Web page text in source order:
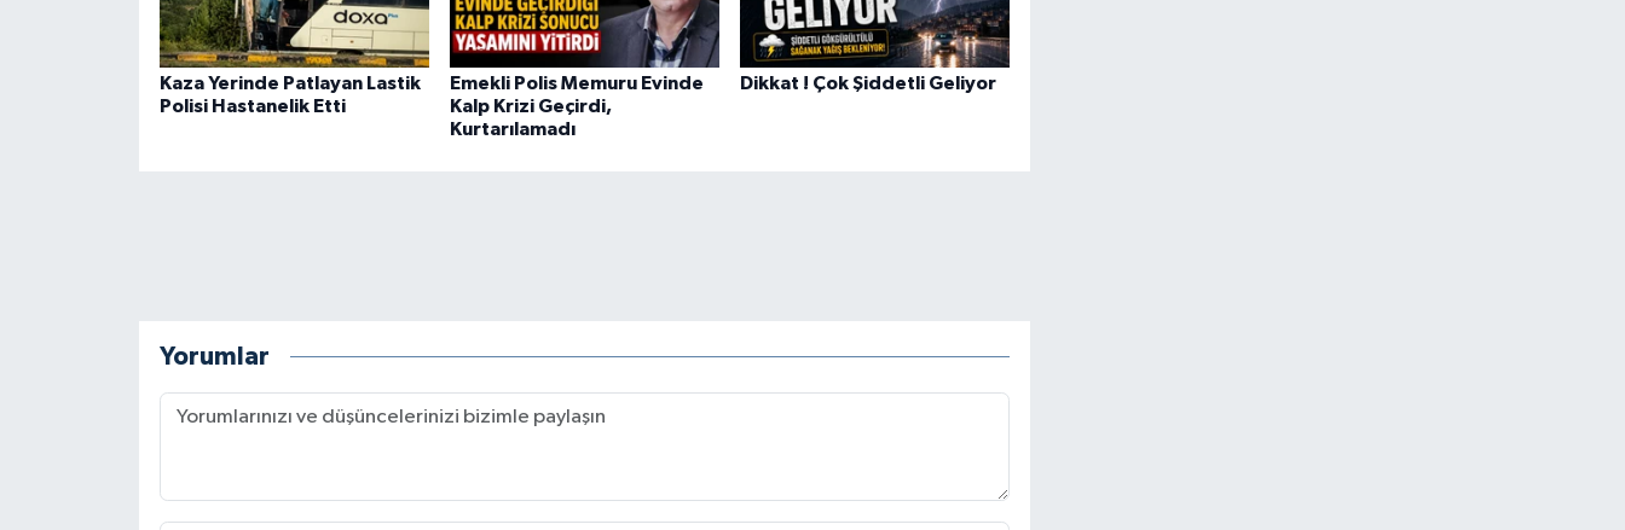
Kaza Yerinde Patlayan Lastik
Polisi Hastanelik Etti
Emekli Polis Memuru Evinde
Kalp Krizi Geçirdi,
Kurtarılamadı
Dikkat ! Çok Şiddetli Geliyor
Yorumlar